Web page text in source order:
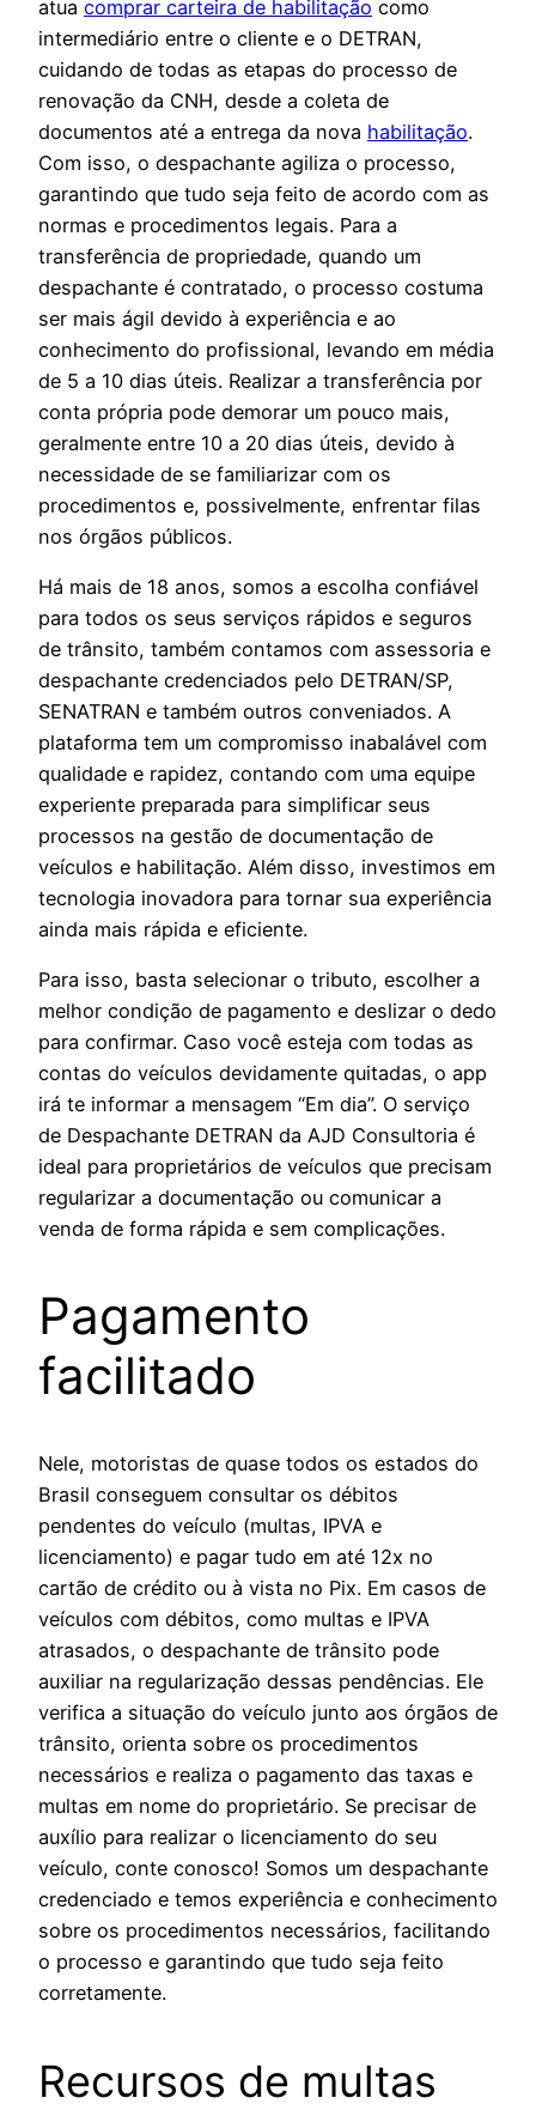
atua comprar carteira de habilitação como
intermediário entre o cliente e o DETRAN,
cuidando de todas as etapas do processo de
renovação da CNH, desde a coleta de
documentos até a entrega da nova habilitação.
Com isso, o despachante agiliza o processo,
garantindo que tudo seja feito de acordo com as
normas e procedimentos legais. Para a
transferência de propriedade, quando um
despachante é contratado, o processo costuma
ser mais ágil devido à experiência e ao
conhecimento do profissional, levando em média
de 5 a 10 dias úteis. Realizar a transferência por
conta própria pode demorar um pouco mais,
geralmente entre 10 a 20 dias úteis, devido à
necessidade de se familiarizar com os
procedimentos e, possivelmente, enfrentar filas
nos órgãos públicos.
Há mais de 18 anos, somos a escolha confiável
para todos os seus serviços rápidos e seguros
de trânsito, também contamos com assessoria e
despachante credenciados pelo DETRAN/SP,
SENATRAN e também outros conveniados. A
plataforma tem um compromisso inabalável com
qualidade e rapidez, contando com uma equipe
experiente preparada para simplificar seus
processos na gestão de documentação de
veículos e habilitação. Além disso, investimos em
tecnologia inovadora para tornar sua experiência
ainda mais rápida e eficiente.
Para isso, basta selecionar o tributo, escolher a
melhor condição de pagamento e deslizar o dedo
para confirmar. Caso você esteja com todas as
contas do veículos devidamente quitadas, o app
irá te informar a mensagem “Em dia”. O serviço
de Despachante DETRAN da AJD Consultoria é
ideal para proprietários de veículos que precisam
regularizar a documentação ou comunicar a
venda de forma rápida e sem complicações.
Pagamento
facilitado
Nele, motoristas de quase todos os estados do
Brasil conseguem consultar os débitos
pendentes do veículo (multas, IPVA e
licenciamento) e pagar tudo em até 12x no
cartão de crédito ou à vista no Pix. Em casos de
veículos com débitos, como multas e IPVA
atrasados, o despachante de trânsito pode
auxiliar na regularização dessas pendências. Ele
verifica a situação do veículo junto aos órgãos de
trânsito, orienta sobre os procedimentos
necessários e realiza o pagamento das taxas e
multas em nome do proprietário. Se precisar de
auxílio para realizar o licenciamento do seu
veículo, conte conosco! Somos um despachante
credenciado e temos experiência e conhecimento
sobre os procedimentos necessários, facilitando
o processo e garantindo que tudo seja feito
corretamente.
Recursos de multas